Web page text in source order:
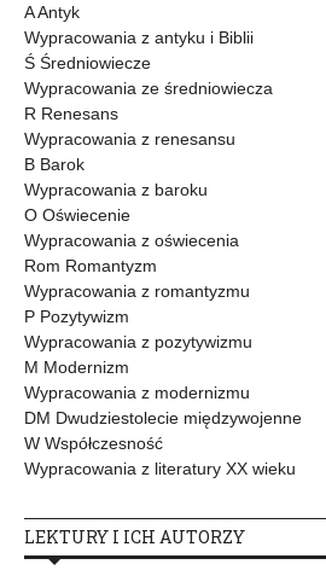
A Antyk
Wypracowania z antyku i Biblii
Ś Średniowiecze
Wypracowania ze średniowiecza
R Renesans
Wypracowania z renesansu
B Barok
Wypracowania z baroku
O Oświecenie
Wypracowania z oświecenia
Rom Romantyzm
Wypracowania z romantyzmu
P Pozytywizm
Wypracowania z pozytywizmu
M Modernizm
Wypracowania z modernizmu
DM Dwudziestolecie międzywojenne
W Współczesność
Wypracowania z literatury XX wieku
LEKTURY I ICH AUTORZY